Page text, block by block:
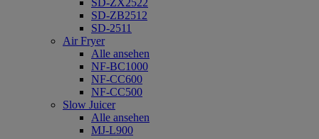
SD-ZX2522
SD-ZB2512
SD-2511
Air Fryer
Alle ansehen
NF-BC1000
NF-CC600
NF-CC500
Slow Juicer
Alle ansehen
MJ-L900